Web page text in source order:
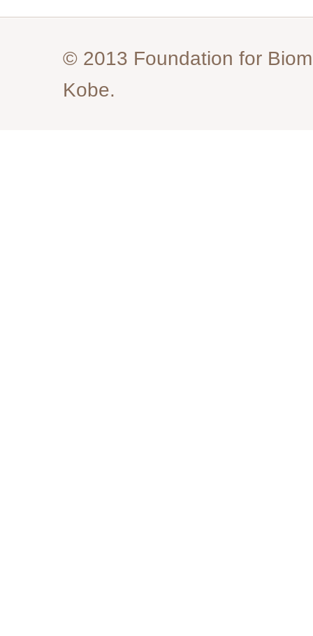
© 2013 Foundation for
Kobe.